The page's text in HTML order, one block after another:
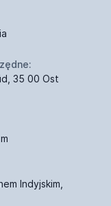
35 00 Ost
Indyjskim,